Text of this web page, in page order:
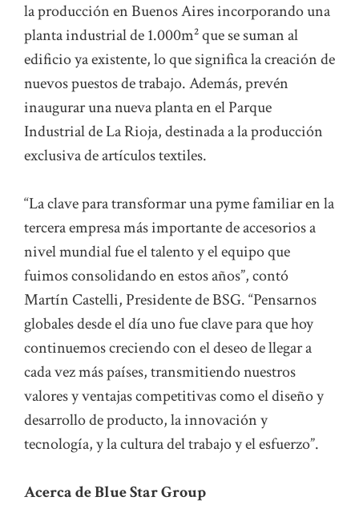
la producción en Buenos Aires incorporando una
planta industrial de 1.000m² que se suman al
edificio ya existente, lo que significa la creación de
nuevos puestos de trabajo. Además, prevén
inaugurar una nueva planta en el Parque
Industrial de La Rioja, destinada a la producción
exclusiva de artículos textiles.
“La clave para transformar una pyme familiar en la
tercera empresa más importante de accesorios a
nivel mundial fue el talento y el equipo que
fuimos consolidando en estos años”, contó
Martín Castelli, Presidente de BSG. “Pensarnos
globales desde el día uno fue clave para que hoy
continuemos creciendo con el deseo de llegar a
cada vez más países, transmitiendo nuestros
valores y ventajas competitivas como el diseño y
desarrollo de producto, la innovación y
tecnología, y la cultura del trabajo y el esfuerzo”.
Acerca de Blue Star Group